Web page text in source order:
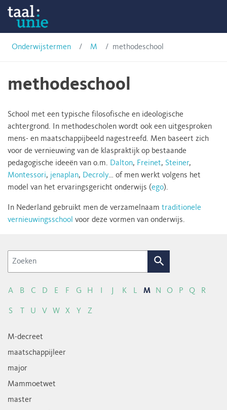
Skip
content
Onderwijstermen
M methodeschool
methodeschool
School met een typische filosofische en ideologische
achtergrond. In methodescholen wordt ook een uitgesproken
mens- en maatschappijbeeld nagestreefd. Men baseert zich
voor de vernieuwing van de klaspraktijk op bestaande
pedagogische ideeën van o.m. Dalton, Freinet, Steiner,
Montessori, jenaplan, Decroly… of men werkt volgens het
model van het ervaringsgericht onderwijs (ego).
In Nederland gebruikt men de verzamelnaam traditionele
vernieuwingsschool voor deze vormen van onderwijs.
Zoek
A B C D E F G H I K L M N O P Q R
S T U V W X Y Z
M-decreet
maatschappijleer
major
Mammoetwet
master